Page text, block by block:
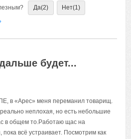
Да(2) Нет(1)
будет...
в «Арес» меня переманил товарищ.
реально неплохая, но есть небольшие
в общем то.Работаю щас на
всё устраивает. Посмотрим как